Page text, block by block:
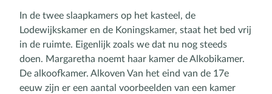
In de twee slaapkamers op het kasteel, de
Lodewijkskamer en de Koningskamer, staat het bed vrij
in de ruimte. Eigenlijk zoals we dat nu nog steeds
doen. Margaretha noemt haar kamer de Alkobikamer.
De alkoofkamer. Alkoven Van het eind van de 17e
eeuw zijn er een aantal voorbeelden van een kamer